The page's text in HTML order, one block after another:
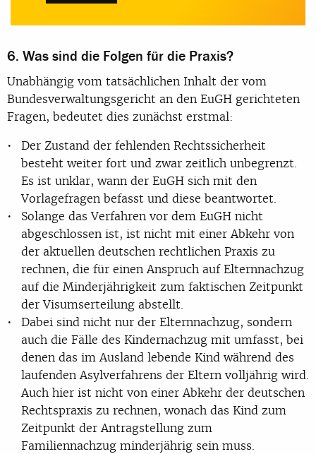
6. Was sind die Folgen für die Praxis?
Unabhängig vom tatsächlichen Inhalt der vom
Bundesverwaltungsgericht an den EuGH gerichteten
Fragen, bedeutet dies zunächst erstmal:
Der Zustand der fehlenden Rechtssicherheit
besteht weiter fort und zwar zeitlich unbegrenzt.
Es ist unklar, wann der EuGH sich mit den
Vorlagefragen befasst und diese beantwortet.
Solange das Verfahren vor dem EuGH nicht
abgeschlossen ist, ist nicht mit einer Abkehr von
der aktuellen deutschen rechtlichen Praxis zu
rechnen, die für einen Anspruch auf Elternnachzug
auf die Minderjährigkeit zum faktischen Zeitpunkt
der Visumserteilung abstellt.
Dabei sind nicht nur der Elternnachzug, sondern
auch die Fälle des Kindernachzug mit umfasst, bei
denen das im Ausland lebende Kind während des
laufenden Asylverfahrens der Eltern volljährig wird.
Auch hier ist nicht von einer Abkehr der deutschen
Rechtspraxis zu rechnen, wonach das Kind zum
Zeitpunkt der Antragstellung zum
Familiennachzug minderjährig sein muss.